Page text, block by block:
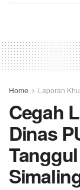
Home Laporan
Cegah
Dinas